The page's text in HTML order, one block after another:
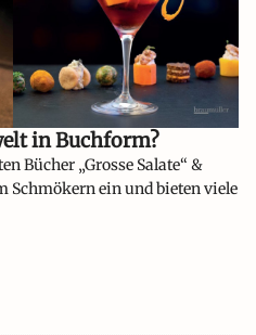
in Buchform?​
Bücher „Grosse Salate“ &
Schmökern ein und bieten viele